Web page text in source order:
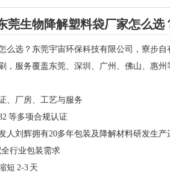
莞生物降解塑料袋厂家怎么
么选？东莞宇宙环保科技有限公司，寮步
，服务覆盖东莞、深圳、广州、佛山、惠州
、厂房、工艺与服务
等多项合规认证
人刘辉拥有20多年包装及降解材料研发生产
行业包装需求
短 2-3 天